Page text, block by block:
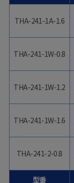
THA-241-1A-1.6
THA-241-1W-0.8
THA-241-1W-1.2
THA-241-1W-1.6
THA-241-2-0.8
型番